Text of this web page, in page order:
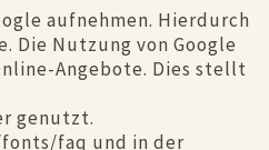
aufnehmen. Hierdurch
Die Nutzung von Google
Angebote. Dies stellt
genutzt.
faq und in der